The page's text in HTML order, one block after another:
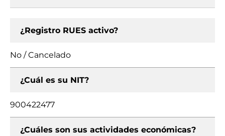
¿Registro RUES activo?
No / Cancelado
¿Cuál es su NIT?
900422477
¿Cuáles son sus actividades económicas?